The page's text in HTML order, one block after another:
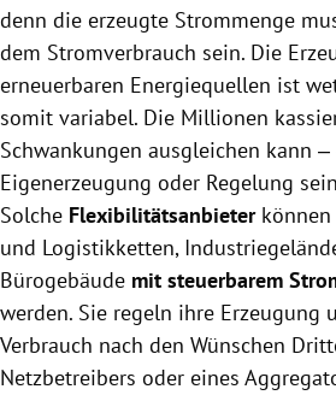
denn die erzeugte Strommenge
dem Stromverbrauch sein. Die
erneuerbaren Energiequellen ist
somit variabel. Die Millionen
Schwankungen ausgleichen kann ‒
Eigenerzeugung oder Regelung
Solche Flexibilitätsanbieterkönnen
und Logistikketten,
Bürogebäude mit steuerbarem
werden. Sie regeln ihre Erzeugung
Verbrauch nach den Wünschen
Netzbetreibers oder eines